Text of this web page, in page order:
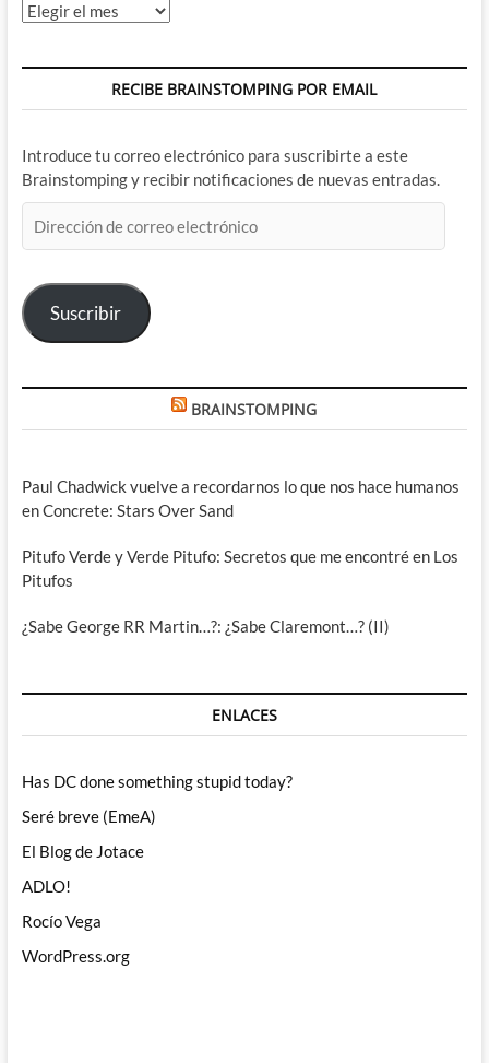
Archivos
RECIBE BRAINSTOMPING POR EMAIL
Introduce tu correo electrónico para suscribirte a este
Brainstomping y recibir notificaciones de nuevas entradas.
de
electrónico
Suscribir
BRAINSTOMPING
Paul Chadwick vuelve a recordarnos lo que nos hace humanos
en Concrete: Stars Over Sand
Pitufo Verde y Verde Pitufo: Secretos que me encontré en Los
Pitufos
¿Sabe George RR Martin…?: ¿Sabe Claremont…? (II)
ENLACES
Has DC done something stupid today?
Seré breve (EmeA)
El Blog de Jotace
ADLO!
Rocío Vega
WordPress.org